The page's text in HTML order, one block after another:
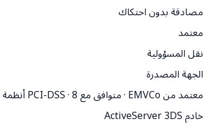
مصادقة بدون احتكاك
معتمد
نقل المسؤولية
الجهة المصدرة
معتمد من EMVCo · متوافق مع PCI-DSS · 8 أنظمة بطاقات
خادم ActiveServer 3DS